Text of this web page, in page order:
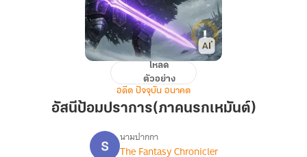
ปราการ(ภาค
เหมันต์)
โหลด
ตัวอย่าง
อดีต ปัจจุบัน อนาคต
อัสนีป้อมปราการ(ภาคนรกเหมันต์)
เรื่อง
นามปากกา
The Fantasy Chronicler